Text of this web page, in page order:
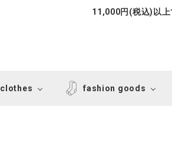
11,000円(税込)以
clothes fashion goods